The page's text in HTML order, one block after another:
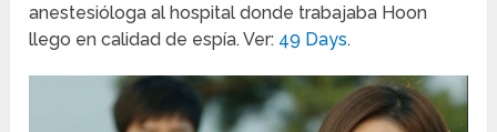
anestesióloga al hospital donde trabajaba Hoon
llego en calidad de espía. Ver: 49 Days.